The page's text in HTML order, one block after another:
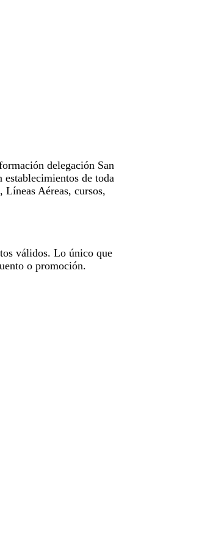
delegación San
de toda
Aéreas, cursos,
válidos. Lo único que
o promoción.